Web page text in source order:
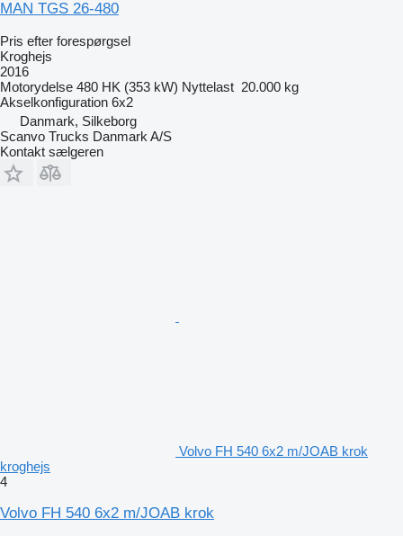
MAN TGS 26-480
Pris efter forespørgsel
Kroghejs
2016
Motorydelse 480 HK (353 kW) Nyttelast 20.000 kg
Akselkonfiguration 6x2
Danmark, Silkeborg
Scanvo Trucks Danmark A/S
Kontakt sælgeren
Volvo FH 540 6x2 m/JOAB krok
kroghejs
4
Volvo FH 540 6x2 m/JOAB krok